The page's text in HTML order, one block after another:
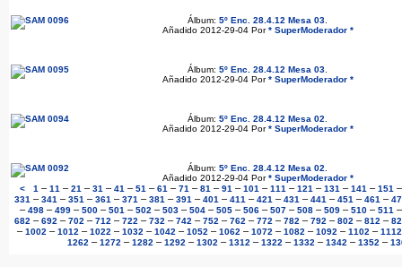
Álbum: 5º Enc. 28.4.12 Mesa 03
Añadido 2012-29-04 Por* SuperModerador *
Álbum: 5º Enc. 28.4.12 Mesa 03
Añadido 2012-29-04 Por* SuperModerador *
Álbum: 5º Enc. 28.4.12 Mesa 02
Añadido 2012-29-04 Por* SuperModerador *
Álbum: 5º Enc. 28.4.12 Mesa 02
Añadido 2012-29-04 Por* SuperModerador *
<
1 – 11 – 21 – 31 – 41 – 51 – 61 – 71 – 81 – 91 – 101 – 111 – 121 – 131 – 141 – 151
331 – 341 – 351 – 361 – 371 – 381 – 391 – 401 – 411 – 421 – 431 – 441 – 451 – 461 –
– 498 – 499 – 500 – 501 – 502 – 503 – 504 – 505 – 506 – 507 – 508 – 509 – 510 – 511
682 – 692 – 702 – 712 – 722 – 732 – 742 – 752 – 762 – 772 – 782 – 792 – 802 – 812 –
– 1002 – 1012 – 1022 – 1032 – 1042 – 1052 – 1062 – 1072 – 1082 – 1092 – 1102 – 1112
1262 – 1272 – 1282 – 1292 – 1302 – 1312 – 1322 – 1332 – 1342 – 1352 –